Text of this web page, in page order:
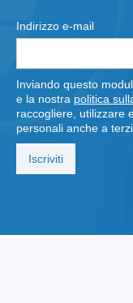
Indirizzo e-mail
Inviando questo
e la nostra politica
raccogliere, utilizzare
personali anche a terzi.